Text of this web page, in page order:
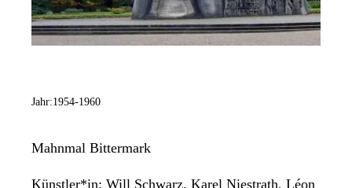
Jahr:1954-1960
Mahnmal Bittermark
Künstler*in: Will Schwarz, Karel Niestrath, Léon